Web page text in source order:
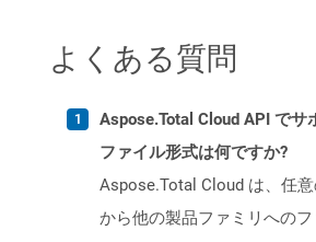
よくある質問
Aspose.Total Cloud API でサ
ファイル形式は何ですか?
Aspose.Total Cloud は、任
から他の製品ファミリへの